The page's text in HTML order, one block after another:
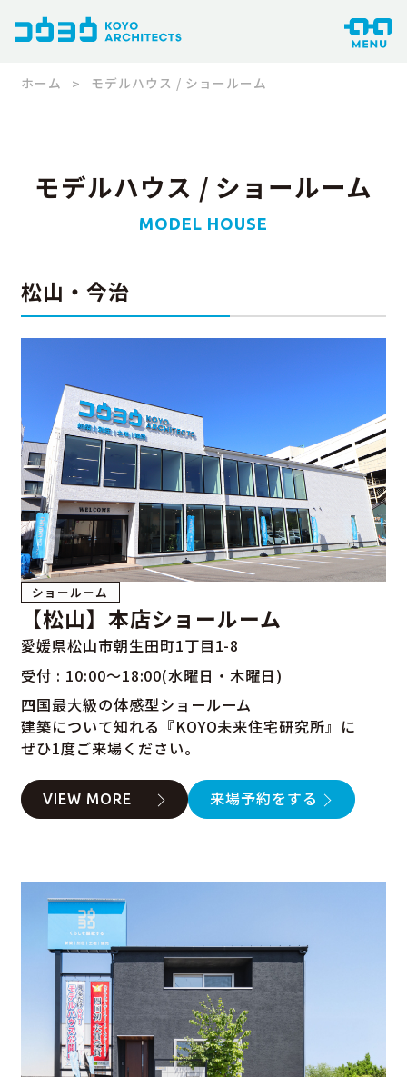
ホーム モデルハウス / ショールーム
モデルハウス / ショールーム
MODEL HOUSE
松山・今治
ショールーム
【松山】本店ショールーム
愛媛県松山市朝生田町1丁目1-8
受付 : 10:00～18:00(水曜日・木曜日)
四国最大級の体感型ショールーム
建築について知れる『KOYO未来住宅研究所』に
ぜひ1度ご来場ください。
VIEW MORE 来場予約をする